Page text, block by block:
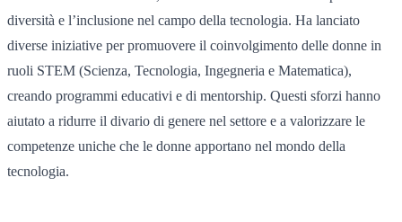
diversità e l’inclusione nel campo della tecnologia. Ha lanciato
diverse iniziative per promuovere il coinvolgimento delle donne in
ruoli STEM (Scienza, Tecnologia, Ingegneria e Matematica),
creando programmi educativi e di mentorship. Questi sforzi hanno
aiutato a ridurre il divario di genere nel settore e a valorizzare le
competenze uniche che le donne apportano nel mondo della
tecnologia.